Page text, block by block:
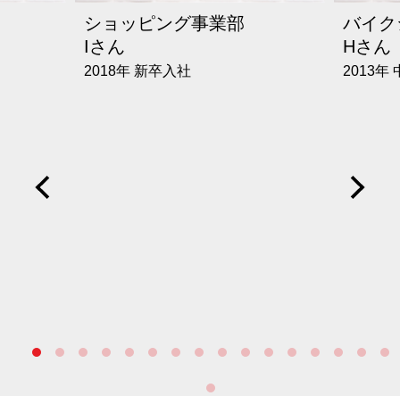
ショッピング事業部
Iさん
2018年 新卒入社
バイ
Hさん
2013年